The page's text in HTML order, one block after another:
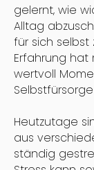
gelernt, wie
Alltag
für sich selbst
Erfahrung hat
wertvoll
Heutzutage
aus
ständig